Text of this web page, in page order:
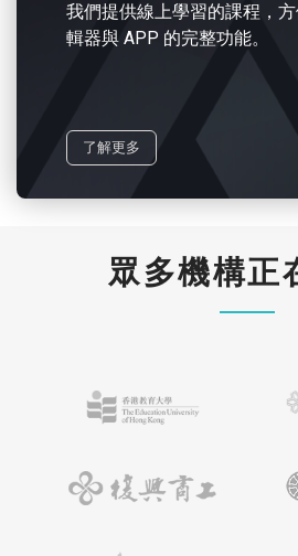
我們提供線上學習的課程，
輯器與 APP 的完整功能。
了解更多
眾多機構正